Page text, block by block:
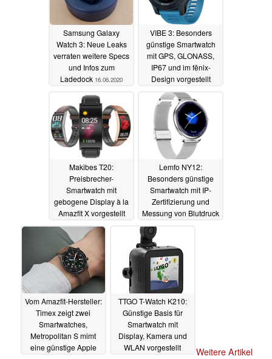
Samsung Galaxy
Watch 3: Neue Leaks
verraten weitere Specs
und Infos zum
Ladedock 16.06.2020
VIBE 3: Besonders
günstige Smartwatch
mit GPS, GLONASS,
IP67 und im fēnix-
Design vorgestellt
15.06.2020
Makibes T20:
Preisbrecher-
Smartwatch mit
gebogene Display à la
Amazfit X vorgestellt
14.06.2020
Lemfo NY12:
Besonders günstige
Smartwatch mit IP-
Zertifizierung und
Messung von Blutdruck
und Herzfrequenz
Vom Amazfit-Hersteller:
Timex zeigt zwei
Smartwatches,
Metropolitan S mimt
eine günstige Apple
TTGO T-Watch K210:
Günstige Basis für
Smartwatch mit
Display, Kamera und
WLAN vorgestellt
Weitere Artikel